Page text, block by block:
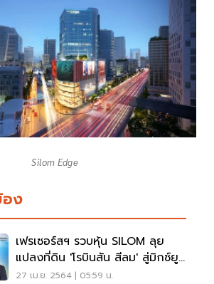
Silom Edge
อง
เฟรเซอร์สฯ รวบหุ้น SILOM ลุย
แปลงที่ดิน 'โรบินสัน สีลม' สู่มิกซ์ยูส
ใหญ่ 1.8 พันล้าน
27 เม.ย. 2564 | 05:59 น.